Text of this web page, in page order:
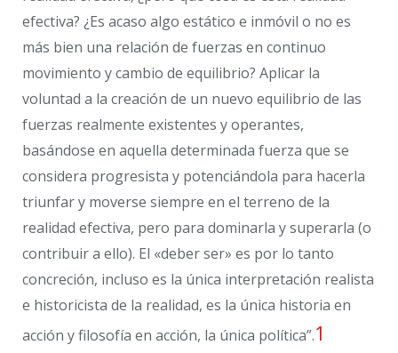
efectiva? ¿Es acaso algo estático e inmóvil o no es
más bien una relación de fuerzas en continuo
movimiento y cambio de equilibrio? Aplicar la
voluntad a la creación de un nuevo equilibrio de las
fuerzas realmente existentes y operantes,
basándose en aquella determinada fuerza que se
considera progresista y potenciándola para hacerla
triunfar y moverse siempre en el terreno de la
realidad efectiva, pero para dominarla y superarla (o
contribuir a ello). El «deber ser» es por lo tanto
concreción, incluso es la única interpretación realista
e historicista de la realidad, es la única historia en
acción y filosofía en acción, la única política”.1